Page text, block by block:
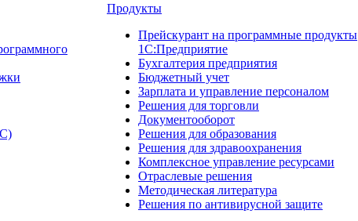
Продукты
Прейскурант на программные продукты
1С:Предприятие
Бухгалтерия предприятия
Бюджетный учет
Зарплата и управление персоналом
Решения для торговли
Документооборот
Решения для образования
Решения для здравоохранения
Комплексное управление ресурсами
Отраслевые решения
Методическая литература
Решения по антивирусной защите